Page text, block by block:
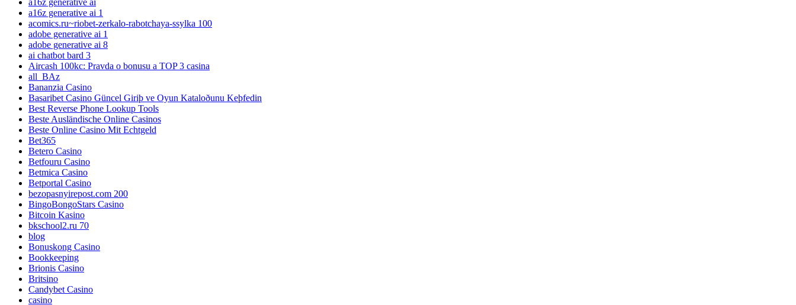
a16z generative ai
a16z generative ai 1
acomics.ru~riobet-zerkalo-rabotchaya-ssylka 100
adobe generative ai 1
adobe generative ai 8
ai chatbot bard 3
Aircash 100kc: Pravda o bonusu a TOP 3 casina
all_BAz
Bananzia Casino
Basaribet Casino Güncel Giriþ ve Oyun Kataloðunu Keþfedin
Best Reverse Phone Lookup Tools
Beste Ausländische Online Casinos
Beste Online Casino Mit Echtgeld
Bet365
Betero Casino
Betfouru Casino
Betmica Casino
Betportal Casino
bezopasnyirepost.com 200
BingoBongoStars Casino
Bitcoin Kasino
bkschool2.ru 70
blog
Bonuskong Casino
Bookkeeping
Brionis Casino
Britsino
Candybet Casino
casino